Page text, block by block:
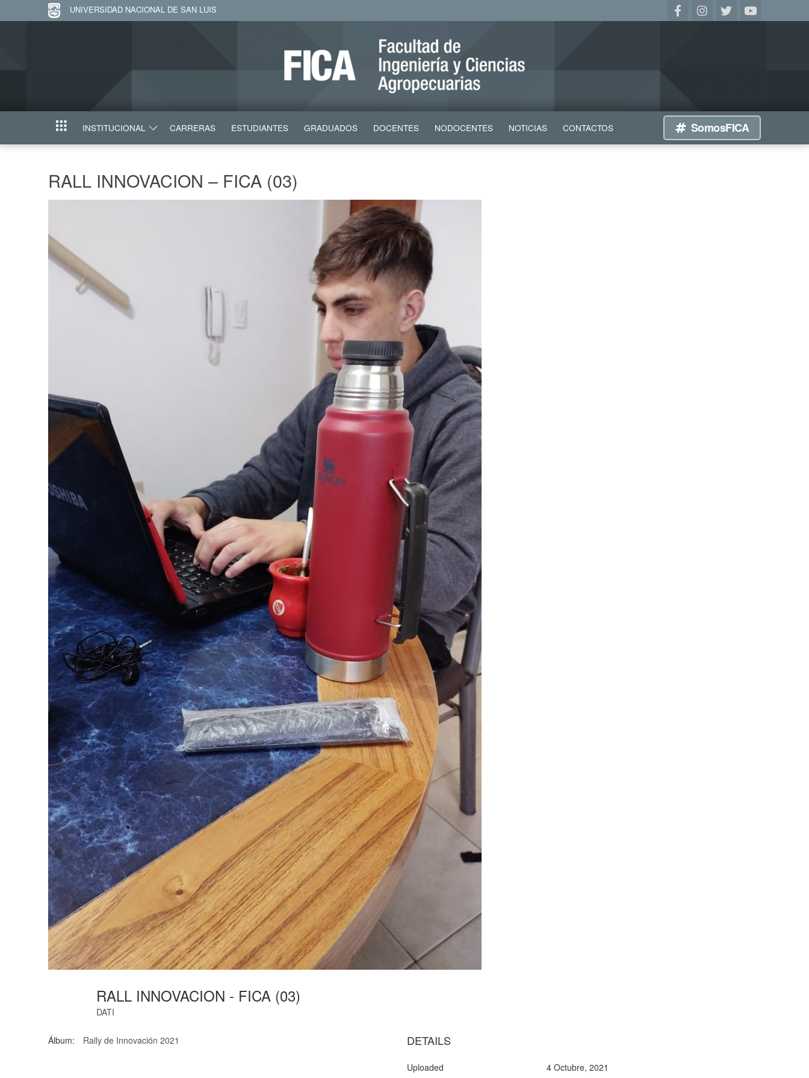
UNIVERSIDAD NACIONAL DE SAN LUIS
INICIO INSTITUCIONAL CARRERAS ESTUDIANTES GRADUADOS DOCENTES NODOCENTES NOTICIAS CONTACTOS SomosFICA
RALL INNOVACION – FICA (03)
RALL INNOVACION - FICA (03)
DATI
Álbum: Rally de Innovación 2021 DETAILS
Uploaded 4 Octubre, 2021